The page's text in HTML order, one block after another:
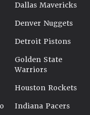
Dallas Mavericks
Denver Nuggets
Detroit Pistons
Golden State
Warriors
Houston Rockets
Indiana Pacers